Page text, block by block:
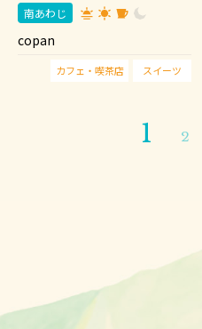
南あわじ
copan
カフェ・喫茶店 スイーツ
1 2